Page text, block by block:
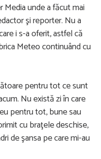
Media unde a făcut mai
şi reporter. Nu a
i s-a oferit, astfel că
Meteo continuând cu
pentru tot ce sunt
Nu există zi în care
pentru tot, bune sau
cu braţele deschise,
de şansa pe care mi-au